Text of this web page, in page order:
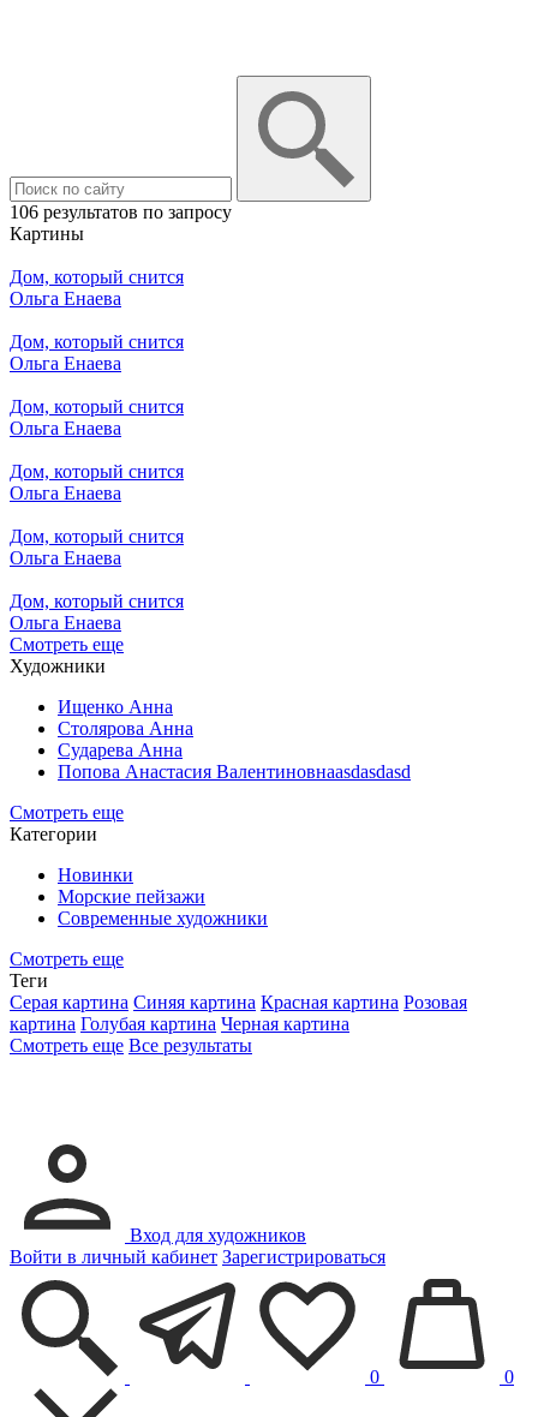
106 результатов по запросу
Картины
Дом, который снится
Ольга Енаева
Дом, который снится
Ольга Енаева
Дом, который снится
Ольга Енаева
Дом, который снится
Ольга Енаева
Дом, который снится
Ольга Енаева
Дом, который снится
Ольга Енаева
Смотреть еще
Художники
Ищенко Анна
Столярова Анна
Сударева Анна
Попова Анастасия Валентиновнаasdasdasd
Смотреть еще
Категории
Новинки
Морские пейзажи
Современные художники
Смотреть еще
Теги
Серая картина Синяя картина Красная картина Розовая
картина Голубая картина Черная картина
Смотреть еще Все результаты
Вход для художников
Войти в личный кабинет Зарегистрироваться
0 0